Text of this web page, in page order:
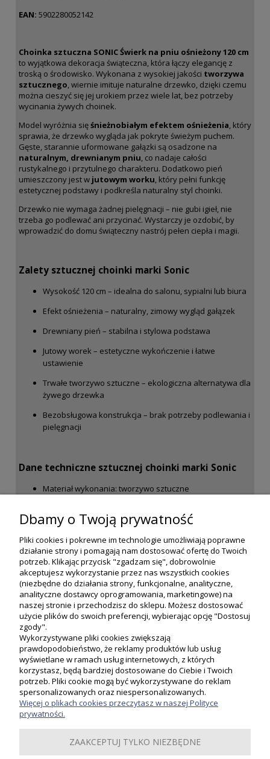
EAN: 5902280052142
Choinka sztuczna SONIC Świerk na pniu ośnieżony 120 cm
to wyjątkowa dekoracja świąteczna, która łączy elegancję z
troską o środowisko. Wykonana z wysokiej jakości tworzywa
sztucznego, wiernie imituje naturalne drzewko, dzięki czemu
można cieszyć się jej urokiem przez wiele lat, bez potrzeby
wycinania żywych choinek.
Model wyróżnia sięśnieżnobiałym efektem ośnieżenia, który
sprawia, że drzewko wygląda jak pokryte świeżym puchem.
Gęste, starannie uformowane gałązki są osadzone na
naturalnym, drewnianym pniu, co nadaje całości
rustykalnego i przytulnego charakteru. Dodatkowo pień
umieszczony jest w jutowym worku, który pełni funkcję
estetycznej podstawy i podkreśla naturalny styl choinki.
Drzewko nie wymaga żadnej pielęgnacji – nie gubi igieł, nie
trzeba go podlewać ani przycinać. Wystarczy je ozdobić, by
wprowadzić do domu świąteczny nastrój pełen ciepła i magii.
Zalety sztucznej choinki marki Sonic
Wysokość 120 cm – idealna do salonu, sypialni lub biura
Efekt ośnieżenia – naturalny, zimowy wygląd gałązek
Drewniany pień – stabilna i stylowa podstawa
Jutowy worek – estetyczne wykończenie i łatwe
ustawienie
Trwałe tworzywo sztuczne – ekologiczna alternatywa dla
żywego drzewka
Bezobsługowa konstrukcja – brak potrzeby podlewania i
pielęgnacji
Dane techniczne sztucznej choinki marki Sonic
Materiał wykonania: tworzywo sztuczne
Wysokość: 120 cm
Moje konto
Informacje
Dbamy o Twoją prywatność
Pliki cookies i pokrewne im technologie umożliwiają poprawne
działanie strony i pomagają nam dostosować ofertę do Twoich
potrzeb. Klikając przycisk "zgadzam się", dobrowolnie
akceptujesz wykorzystanie przez nas wszystkich cookies
(niezbędne do działania strony, funkcjonalne, analityczne,
analityczne dostawcy oprogramowania, marketingowe) na
naszej stronie i przechodzisz do sklepu. Możesz dostosować
użycie plików do swoich preferencji, wybierając opcję "Dostosuj
zgody".
Wykorzystywane pliki cookies zwiększają
prawdopodobieństwo, że reklamy produktów lub usług
wyświetlane w ramach usług internetowych, z których
korzystasz, będą bardziej dostosowane do Ciebie i Twoich
potrzeb. Pliki cookie mogą być wykorzystywane do reklam
spersonalizowanych oraz niespersonalizowanych.
Więcej o plikach cookies przeczytasz w naszej Polityce
prywatności.
ZAAKCEPTUJ TYLKO NIEZBĘDNE